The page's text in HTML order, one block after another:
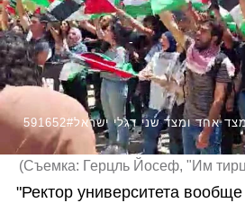
(Съемка: Герцль Йосеф, "Им
"Ректор университета